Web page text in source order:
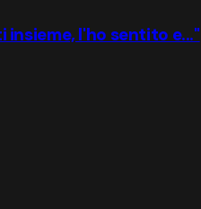
insieme, l'ho sentito e..."